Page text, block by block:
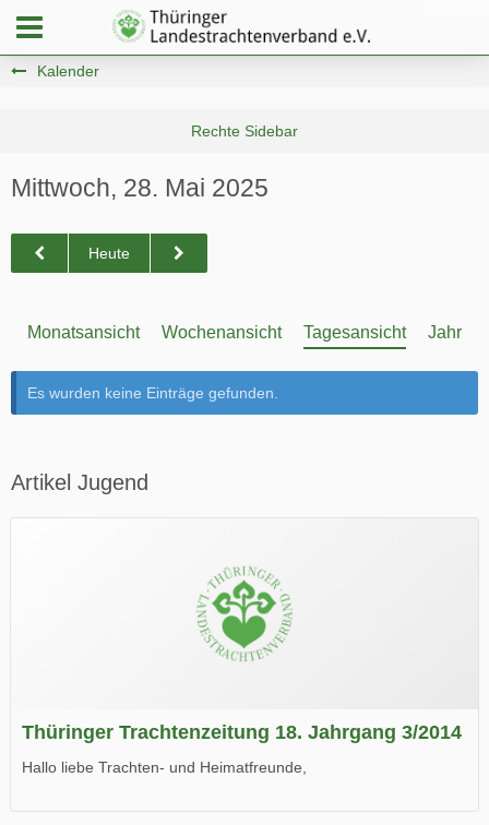
Kalender
Mittwoch, 28. Mai 2025
Heute
Monatsansicht Wochenansicht Tagesansicht
Es wurden keine Einträge gefunden.
Artikel Jugend
Thüringer Trachtenzeitung 18. Jahrgang 3/2014
Hallo liebe Trachten- und Heimatfreunde,